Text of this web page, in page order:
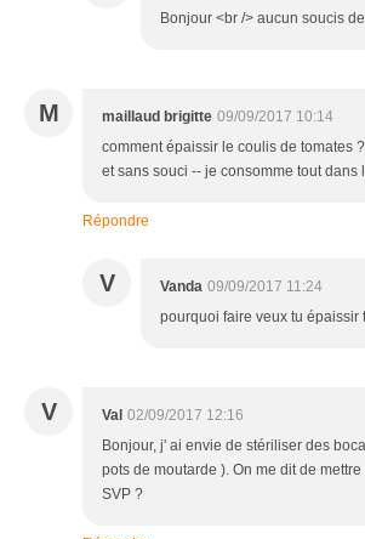
Bonjour <br /> aucun soucis
M maillaud brigitte 09/09/2017 10:14
comment épaissir le coulis de tomates
et sans souci -- je consomme tout dans
Répondre
V Vanda 09/09/2017 11:24
pourquoi faire veux tu épaissir
V Val 02/09/2017 12:16
Bonjour, j' ai envie de stériliser des
pots de moutarde ). On me dit de
SVP ?